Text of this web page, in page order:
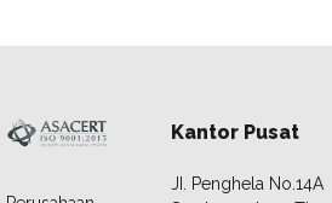
Kantor Pusat
JI. Penghela No.14A